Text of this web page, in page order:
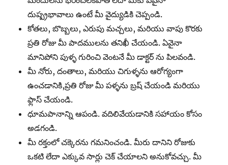
దుష్ప్రభావాలు ఉంటే మీ వైద్యుడికి చెప్పండి.
కోతలు, బొబ్బలు, ఎరుపు మచ్చలు, మరియు వాపు కొరకు
ప్రతి రోజు మీ పాదములను తనిఖీ చేయండి. ఏవైనా
మానిపోని పుళ్ళ గురించి వెంటనే మీ డాక్టర్ ను పిలవండి.
మీ నోరు, దంతాలు, మరియు చిగుళ్ళను ఆరోగ్యంగా
ఉంచడానికి,ప్రతి రోజు మీ పళ్ళను బ్రష్ చేయండి మరియు
ఫ్లాస్ చేయండి.
ధూమపానాన్ని ఆపండి. వదిలివేయడానికి సహాయం కోసం
అడగండి.
మీ రక్తంలో చక్కెరను గమనించండి. మీరు దానిని రోజుకు
ఒకటి లేదా ఎక్కువ సార్లు చెక్ చేయాలని అనుకోవచ్చు. మీ